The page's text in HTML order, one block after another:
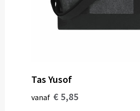
Tas Yusof
vanaf € 5,85